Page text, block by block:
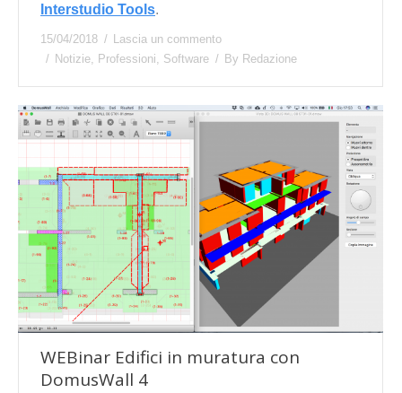
Interstudio Tools.
15/04/2018
Lascia un commento
Notizie Professioni Software By Redazione
WEBinar Edifici in muratura con
DomusWall 4